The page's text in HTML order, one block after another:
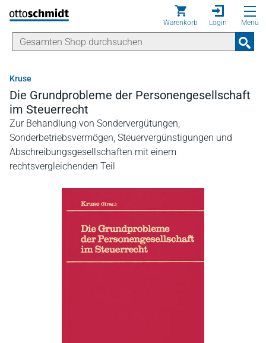
Direkt zum Inhalt
Warenkorb Login Menü
Kruse
Die Grundprobleme der Personengesellschaft
im Steuerrecht
Zur Behandlung von Sondervergütungen,
Sonderbetriebsvermögen, Steuervergünstigungen und
Abschreibungsgesellschaften mit einem
rechtsvergleichenden Teil